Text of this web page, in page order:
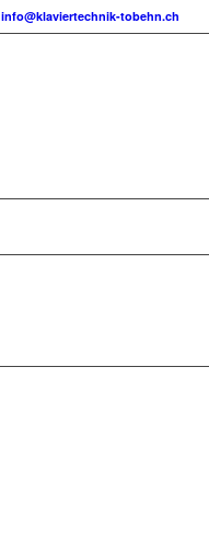
info@klaviertechnik-tobehn.ch